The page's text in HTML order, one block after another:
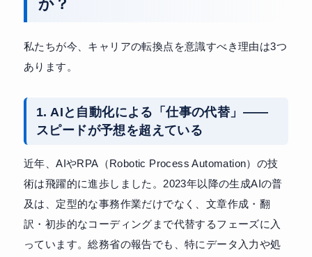
か？
私たちが今、キャリアの転換点を意識すべき理由は3つ
あります。
1. AIと自動化による「仕事の代替」——
スピードが予想を超えている
近年、AIやRPA（Robotic Process Automation）の技
術は飛躍的に進歩しました。2023年以降の生成AIの普
及は、定型的な事務作業だけでなく、文章作成・翻
訳・初歩的なコーディングまで代替するフェーズに入
っています。総務省の報告でも、特にデータ入力や処